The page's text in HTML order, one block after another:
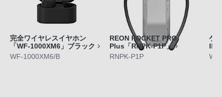
完全ワイヤレスイヤホン
「WF-1000XM6」ブラック
WF-1000XM6/B
REON POCKET PRO
Plus「RNPK-P1P」
RNPK-P1P
ゲ